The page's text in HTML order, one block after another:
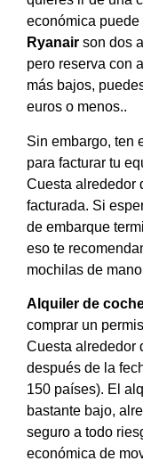
económica
Ryanair son dos
pero reserva con
más bajos,
euros o menos..
Sin embargo, ten
para facturar tu
Cuesta alrededor
facturada. Si
de embarque
eso te
mochilas de
Alquiler de
comprar un
Cuesta alrededor
después de la
150 países). El
bastante bajo,
seguro a todo
económica de